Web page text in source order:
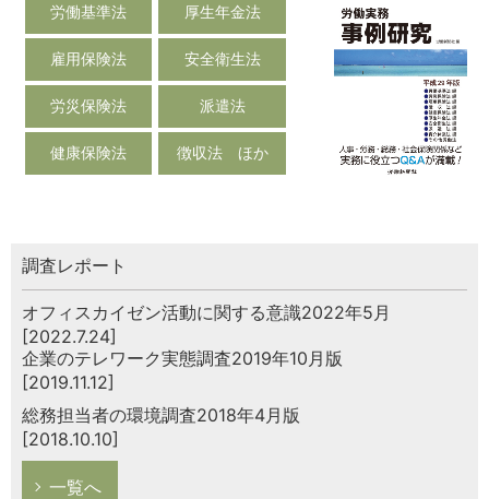
労働基準法 厚生年金法
雇用保険法 安全衛生法
労災保険法 派遣法
健康保険法 徴収法 ほか
調査レポート
オフィスカイゼン活動に関する意識2022年5月
[2022.7.24]
企業のテレワーク実態調査2019年10月版
[2019.11.12]
総務担当者の環境調査2018年4月版
[2018.10.10]
一覧へ